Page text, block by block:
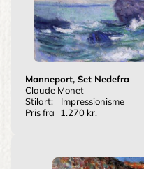
Manneport, Set Nedefra
Claude Monet
Stilart:
Impressionisme
Pris fra
1.270 kr.